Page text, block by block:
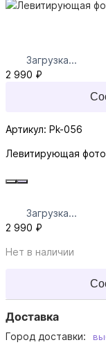
Загрузка...
2 990 ₽
Артикул: Pk-056
Левитирующая
Загрузка...
2 990 ₽
Нет в наличии
Доставка
Город доставки: